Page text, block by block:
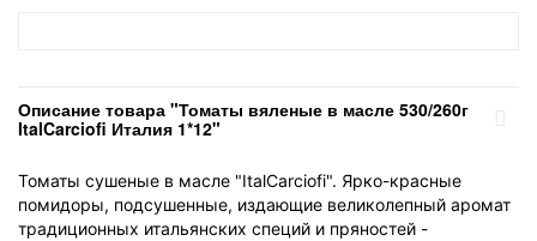
Описание товара "Томаты вяленые в масле 530/260г
ItalCarciofi Италия 1*12"
Томаты сушеные в масле "ItalCarciofi". Ярко-красные
помидоры, подсушенные, издающие великолепный аромат
традиционных итальянских специй и пряностей -